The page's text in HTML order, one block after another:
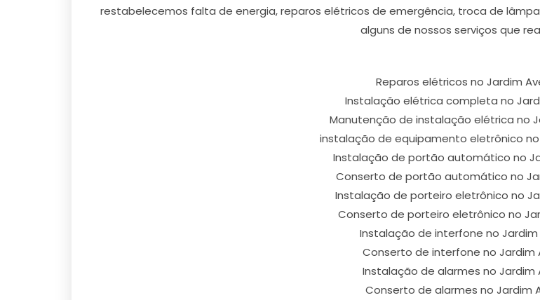
restabelecemos falta de energia, reparos elétricos de emergência, troca de
alguns de nossos serviços que
Reparos elétricos no Jardim
Instalação elétrica completa no
Manutenção de instalação elétrica no
instalação de equipamento eletrônico
Instalação de portão automático no
Conserto de portão automático no
Instalação de porteiro eletrônico no
Conserto de porteiro eletrônico no
Instalação de interfone no Jardim
Conserto de interfone no Jardim
Instalação de alarmes no Jardim
Conserto de alarmes no Jardim